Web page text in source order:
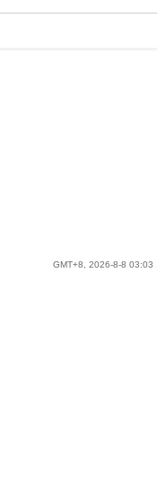
GMT+8, 2026-8-8 03:03